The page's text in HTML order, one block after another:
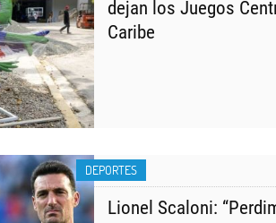
dejan los Juegos
Caribe
DEPORTES
Lionel Scaloni: